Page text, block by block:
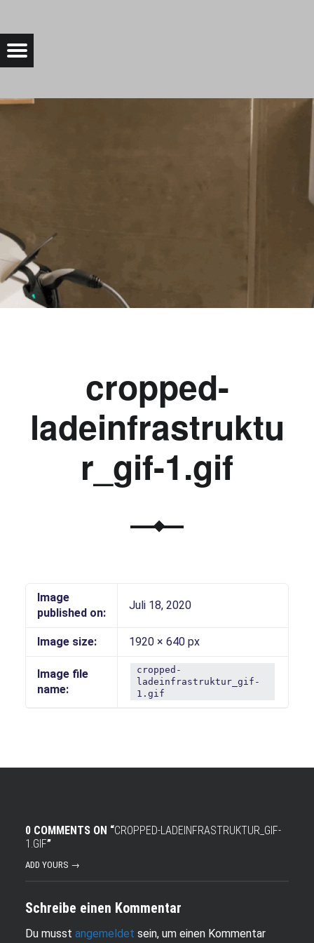
Menu
cropped-
ladeinfrastruktu
r_gif-1.gif
Image
published on:
Juli 18, 2020
Image size: 1920 × 640 px
Image file
name:
cropped-
ladeinfrastruktur_gif-
1.gif
0 COMMENTS ON “CROPPED-LADEINFRASTRUKTUR_GIF-
1.GIF”
ADD YOURS →
Schreibe einen Kommentar
Du musst angemeldet sein, um einen Kommentar